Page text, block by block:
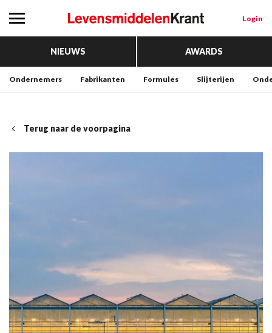
Login
NIEUWS AWARDS
Ondernemers Fabrikanten Formules Slijterijen
Terug naar de voorpagina